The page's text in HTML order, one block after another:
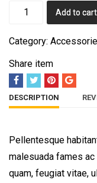
Keychains
Add to cart
Category:
Share item
DESCRIPTION
Pellentesque
malesuada fames
quam, feugiat vitae,